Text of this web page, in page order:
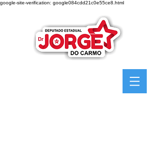
google-site-verification: google084cdd21c0e55ce8.html